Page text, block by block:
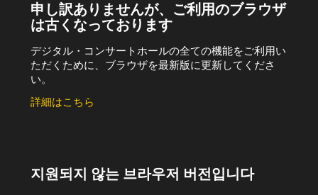
申し訳ありませんが、ご利用のブラウザ
は古くなっております
デジタル・コンサートホールの全ての機能をご利用い
ただくために、ブラウザを最新版に更新してくださ
い。
詳細はこちら
지원되지 않는 브라우저 버전입니다